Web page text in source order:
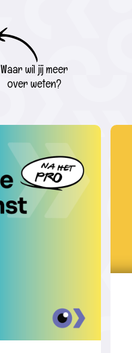
Waar wil jij meer
over weten?